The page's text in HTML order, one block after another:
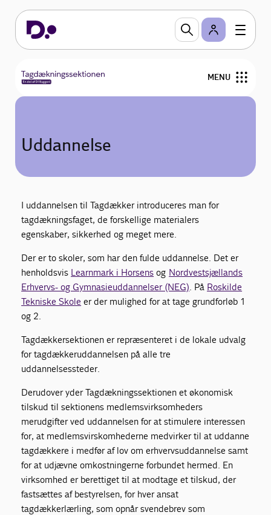
MENU
Fokusområder
Medlemmer
Bestyrelse
For medlemmer
Uddannelse
I uddannelsen til Tagdækker introduceres man for
tagdækningsfaget, de forskellige materialers
egenskaber, sikkerhed og meget mere.
Der er to skoler, som har den fulde uddannelse. Det er
henholdsvis Learnmark i Horsens og Nordvestsjællands
Erhvervs- og Gymnasieuddannelser (NEG). På Roskilde
Tekniske Skole er der mulighed for at tage grundforløb 1
og 2.
Tagdækkersektionen er repræsenteret i de lokale udvalg
for tagdækkeruddannelsen på alle tre
uddannelsessteder.
Derudover yder Tagdækningssektionen et økonomisk
tilskud til sektionens medlemsvirksomheders
merudgifter ved uddannelsen for at stimulere interessen
for, at medlemsvirskomhederne medvirker til at uddanne
tagdækkere i medfør af lov om erhvervsuddannelse samt
for at udjævne omkostningerne forbundet hermed. En
virksomhed er berettiget til at modtage et tilskud, der
fastsættes af bestyrelsen, for hver ansat
tagdækkerlærling, som opnår svendebrev som